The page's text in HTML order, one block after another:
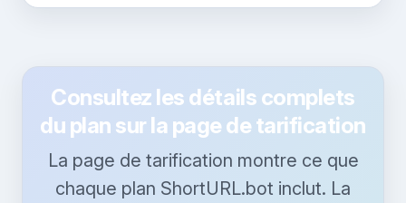
Consultez les détails complets
du plan sur la page de tarification
La page de tarification montre ce que
chaque plan ShortURL.bot inclut. La